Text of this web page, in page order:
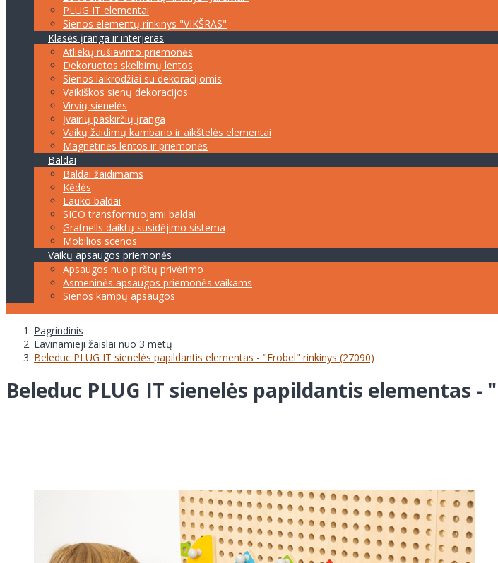
PLUG IT elementai
Sienos elementų rinkinys "VIKŠRAS"
Klasės įranga ir interjeras
Atliekų rūšiavimo priemonės
Dekoruotos skelbimų lentos
Sienos laikrodžiai su dekoracijomis
Vaikiškos sienų dekoracijos
Virvių sienelės
Įvairių paskirčių įranga
Vaikų žaidimų kambario ir aikštelės elementai
Magnetinės lentos ir priemonės
Baldai
Baldai žaidimams
Kėdės
Lauko baldai
SICO transformuojami baldai
Gratnells daiktų susidėjimo sistema
Mobilios scenos
Vaikų apsaugos priemonės
Apsaugos nuo pirštų privėrimo
Asmeninės apsaugos priemonės vaikams
Sienos kampų apsaugos
Pagrindinis
Lavinamieji žaislai nuo 3 metų
Beleduc PLUG IT sienelės papildantis elementas - "Frobel" rinkinys (27090)
Beleduc PLUG IT sienelės papildantis elementas -